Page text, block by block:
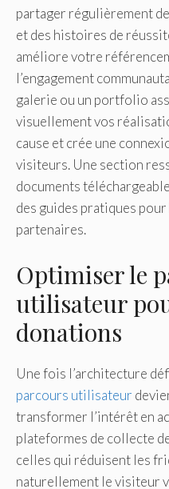
partager régulièrement
et des histoires de
améliore votre
l’engagement
galerie ou un portfolio
visuellement vos
cause et crée une
visiteurs. Une section
documents
des guides pratiques
partenaires.
Optimiser le
utilisateur
donations
Une fois l’architecture
parcours utilisateur
transformer l’intérêt en
plateformes de collecte
celles qui réduisent les
naturellement le visiteur